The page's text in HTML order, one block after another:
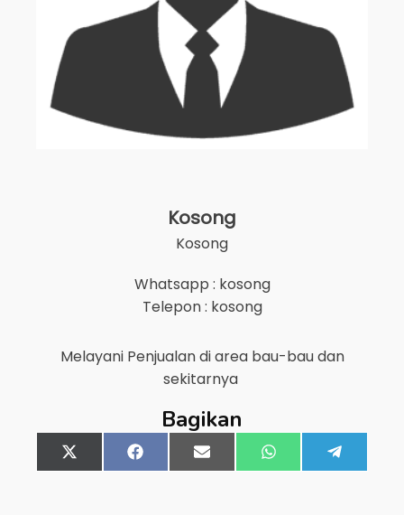
Kosong
Kosong
Whatsapp : kosong
Telepon : kosong
Melayani Penjualan di area bau-baudan
sekitarnya
Bagikan
Share
on
X
(Twitter)
Share
on
FacebookShare
on
Email Share
on
WhatsApp
on